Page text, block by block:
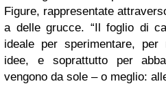
Figure, rappresentate
a delle grucce. “Il foglio di
ideale per sperimentare,
idee, e soprattutto per
vengono da sole – o meglio: